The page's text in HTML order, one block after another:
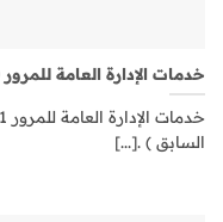
خدمات الإدارة العامة للمرور 0
السابق ) .[...]